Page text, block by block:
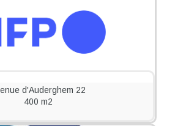
d'Auderghem 22
400 m2